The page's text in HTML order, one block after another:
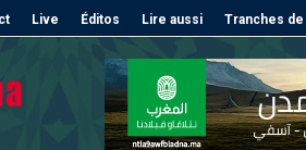
Live Éditos Lire aussi Tranches de